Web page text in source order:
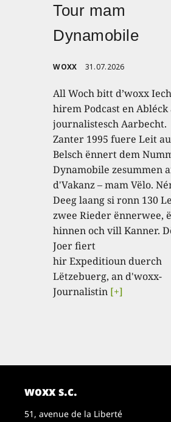
Tour mam
Dynamobile
WOXX 31.07.2026
All Woch bitt d’woxx
hirem Podcast en
journalistesch Aarbecht.
Zanter 1995 fuere Leit
Belsch ënnert dem
Dynamobile zesummen
d'Vakanz – mam Vëlo.
Deeg laang si ronn 130
zwee Rieder ënnerwee,
hinnen och vill Kanner.
Joer fiert
hir Expeditioun duerch
Lëtzebuerg, an d'woxx-
Journalistin [+]
woxx s.c.
51, avenue de la Liberté